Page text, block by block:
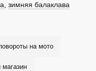
зимняя балаклава
на мото